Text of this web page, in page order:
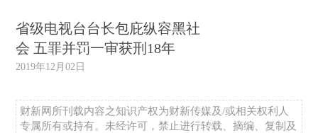
省级电视台台长包庇纵容黑社
会 五罪并罚一审获刑18年
2019年12月02日
财新网所刊载内容之知识产权为财新传媒及/或相关权利人
专属所有或持有。未经许可，禁止进行转载、摘编、复制及